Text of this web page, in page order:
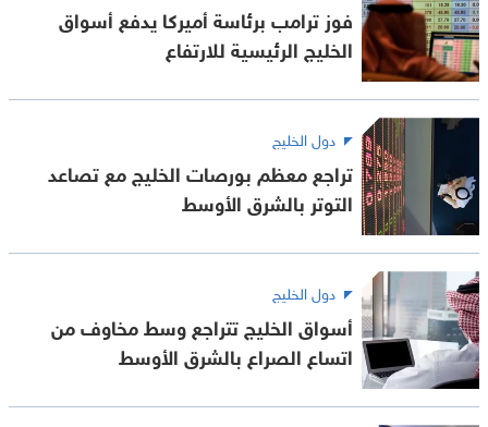
فوز ترامب برئاسة أميركا يدفع أسواق
الخليج الرئيسية للارتفاع
دول الخليج
تراجع معظم بورصات الخليج مع تصاعد
التوتر بالشرق الأوسط
دول الخليج
أسواق الخليج تتراجع وسط مخاوف من
اتساع الصراع بالشرق الأوسط